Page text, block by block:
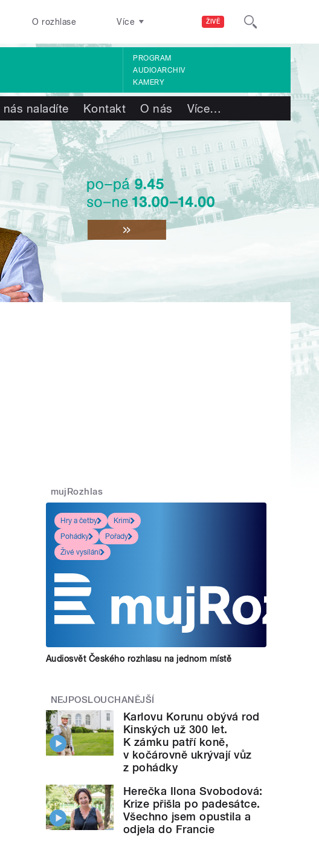
ŽIVĚ
O rozhlase Více
PROGRAM
AUDIOARCHIV
KAMERY
nás naladíte Kontakt O nás Více…
mujRozhlas
Hry a četby
Krimi
Pohádky
Pořady
Živé vysílání
Audiosvět Českého rozhlasu na jednom místě
NEJPOSLOUCHANĚJŠÍ
Karlovu Korunu obývá rod
Kinských už 300 let.
K zámku patří koně,
v kočárovně ukrývají vůz
z pohádky
Herečka Ilona Svobodová:
Krize přišla po padesátce.
Všechno jsem opustila a
odjela do Francie